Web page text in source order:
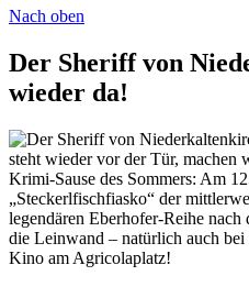
Nach oben
Der Sheriff von
wieder da!
steht wieder vor der Tür, machen
Krimi-Sause des Sommers: Am
„Steckerlfischfiasko“ der
legendären Eberhofer-Reihe
die Leinwand – natürlich auch
Kino am Agricolaplatz!